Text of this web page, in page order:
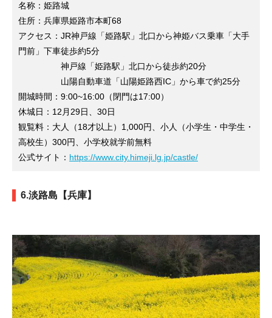
名称：姫路城
住所：兵庫県姫路市本町68
アクセス：JR神戸線「姫路駅」北口から神姫バス乗車「大手
門前」下車徒歩約5分
神戸線「姫路駅」北口から徒歩約20分
山陽自動車道「山陽姫路西IC」から車で約25分
開城時間：9:00~16:00（閉門は17:00）
休城日：12月29日、30日
観覧料：大人（18才以上）1,000円、小人（小学生・中学生・
高校生）300円、小学校就学前無料
公式サイト： https://www.city.himeji.lg.jp/castle/
6.淡路島【兵庫】